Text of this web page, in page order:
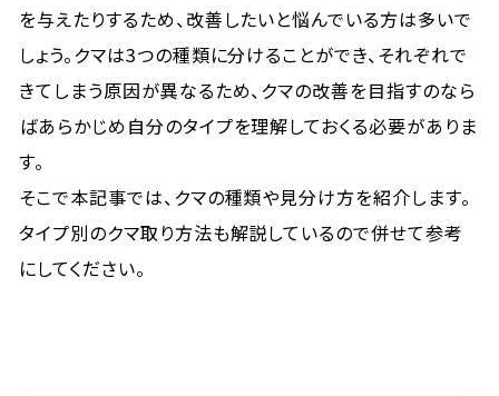
を与えたりするため、改善したいと悩んでいる方は多いで
しょう。クマは3つの種類に分けることができ、それぞれで
きてしまう原因が異なるため、クマの改善を目指すのなら
ばあらかじめ自分のタイプを理解しておくる必要がありま
す。
そこで本記事では、クマの種類や見分け方を紹介します。
タイプ別のクマ取り方法も解説しているので併せて参考
にしてください。